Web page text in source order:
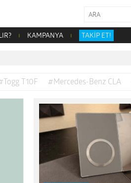
KAMPANYA TAKİP ET!
T10F #Mercedes-Benz CLA